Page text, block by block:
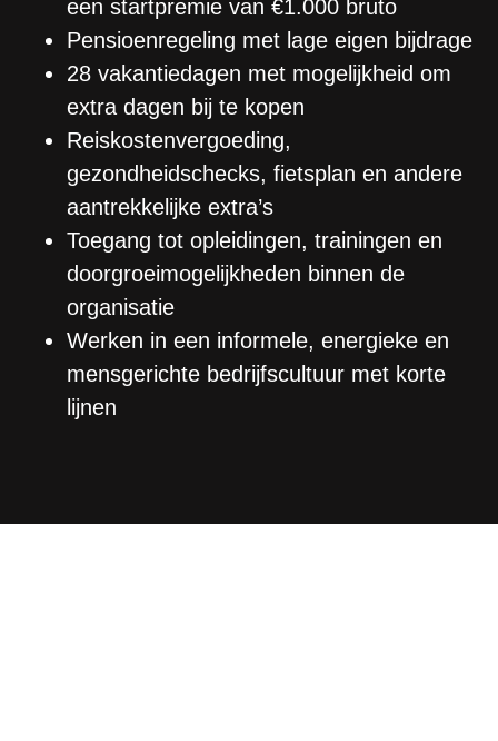
een startpremie van €1.000 bruto
Pensioenregeling met lage eigen bijdrage
28 vakantiedagen met mogelijkheid om
extra dagen bij te kopen
Reiskostenvergoeding,
gezondheidschecks, fietsplan en andere
aantrekkelijke extra’s
Toegang tot opleidingen, trainingen en
doorgroeimogelijkheden binnen de
organisatie
Werken in een informele, energieke en
mensgerichte bedrijfscultuur met korte
lijnen